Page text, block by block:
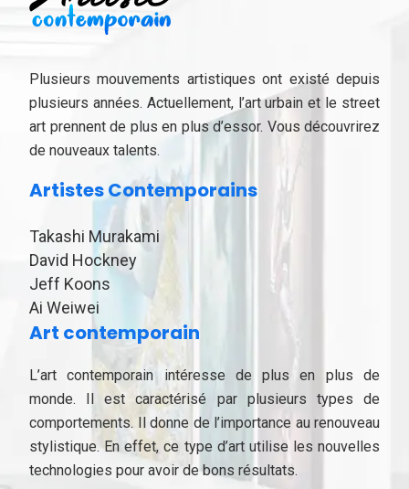
Plusieurs mouvements artistiques ont existé depuis
plusieurs années. Actuellement, l’art urbain et le street
art prennent de plus en plus d’essor. Vous découvrirez
de nouveaux talents.
Artistes Contemporains
Takashi Murakami
David Hockney
Jeff Koons
Ai Weiwei
Art contemporain
L’art contemporain intéresse de plus en plus de
monde. Il est caractérisé par plusieurs types de
comportements. Il donne de l’importance au renouveau
stylistique. En effet, ce type d’art utilise les nouvelles
technologies pour avoir de bons résultats.